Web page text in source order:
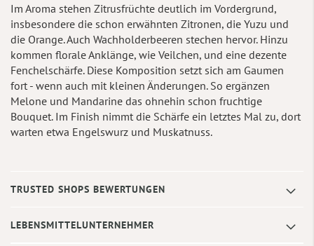
Im Aroma stehen Zitrusfrüchte deutlich im Vordergrund,
insbesondere die schon erwähnten Zitronen, die Yuzu und
die Orange. Auch Wachholderbeeren stechen hervor. Hinzu
kommen florale Anklänge, wie Veilchen, und eine dezente
Fenchelschärfe. Diese Komposition setzt sich am Gaumen
fort - wenn auch mit kleinen Änderungen. So ergänzen
Melone und Mandarine das ohnehin schon fruchtige
Bouquet. Im Finish nimmt die Schärfe ein letztes Mal zu, dort
warten etwa Engelswurz und Muskatnuss.
TRUSTED SHOPS BEWERTUNGEN
LEBENSMITTELUNTERNEHMER